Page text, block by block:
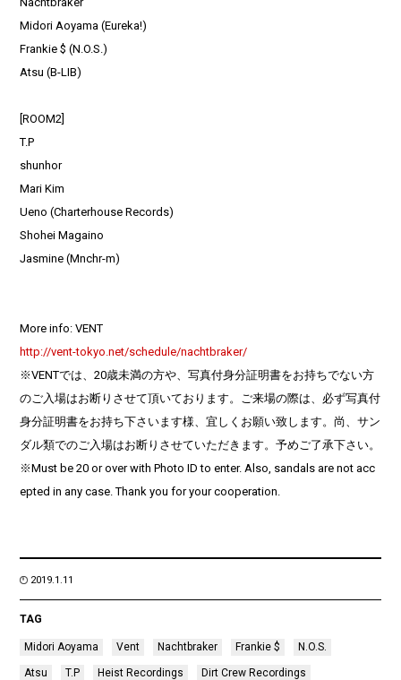
Midori Aoyama (Eureka!)
Frankie $ (N.O.S.)
Atsu (B-LIB)
[ROOM2]
T.P
shunhor
Mari Kim
Ueno (Charterhouse Records)
Shohei Magaino
Jasmine (Mnchr-m)
More info: VENT
http://vent-tokyo.net/schedule/nachtbraker/
※VENTでは、20歳未満の方や、写真付身分証明書をお持ちでない方
のご入場はお断りさせて頂いております。ご来場の際は、必ず写真付
身分証明書をお持ち下さいます様、宜しくお願い致します。尚、サン
ダル類でのご入場はお断りさせていただきます。予めご了承下さい。
※Must be 20 or over with Photo ID to enter. Also, sandals are not acc
epted in any case. Thank you for your cooperation.
2019.1.11
TAG
Midori Aoyama Vent Nachtbraker Frankie $ N.O.S.
Atsu T.P Heist Recordings Dirt Crew Recordings